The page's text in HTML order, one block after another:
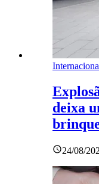
deixa
24/08/